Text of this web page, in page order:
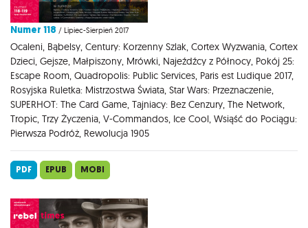
Numer 118 / Lipiec-Sierpień 2017
Ocaleni, Bąbelsy, Century: Korzenny Szlak, Cortex Wyzwania, Cortex
Dzieci, Gejsze, Małpiszony, Mrówki, Najeźdźcy z Północy, Pokój 25:
Escape Room, Quadropolis: Public Services, Paris est Ludique 2017,
Rosyjska Ruletka: Mistrzostwa Świata, Star Wars: Przeznaczenie,
SUPERHOT: The Card Game, Tajniacy: Bez Cenzury, The Network,
Tropic, Trzy Życzenia, V-Commandos, Ice Cool, Wsiąść do Pociągu:
Pierwsza Podróż, Rewolucja 1905
PDF EPUB MOBI